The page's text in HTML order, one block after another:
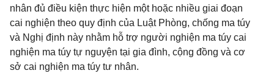
nhân đủ điều kiện thực hiện một hoặc nhiều giai đoạn
cai nghiện theo quy định của Luật Phòng, chống ma túy
và Nghị định này nhằm hỗ trợ người nghiện ma túy cai
nghiện ma túy tự nguyện tại gia đình, cộng đồng và cơ
sở cai nghiện ma túy tư nhân.